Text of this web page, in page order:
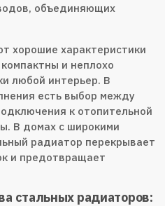
объединяющих
хорошие характеристики
и неплохо
любой интерьер. В
есть выбор между
к отопительной
В домах с широкими
радиатор перекрывает
и предотвращает
стальных радиаторов: